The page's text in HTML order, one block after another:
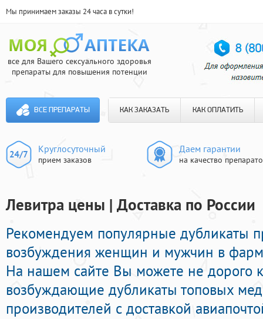
Мы принимаем заказы 24 часа в сутки!
все для Вашего сексуального здоровья
препараты для повышения потенции
ВСЕ ПРЕПАРАТЫ КАК ЗАКАЗАТЬ КАК ОПЛАТИТЬ
Круглосуточный
прием заказов
Даем гарантии
на качество
Левитра цены | Доставка по России
Рекомендуем популярные дубликаты
возбуждения женщин и мужчин в
На нашем сайте Вы можете не дорого
возбуждающие дубликаты топовых
производителей с доставкой